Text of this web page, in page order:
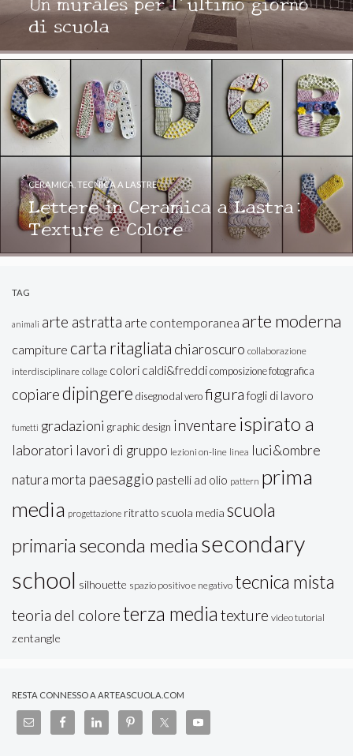
di scuola
Lettere in Ceramica a Lastra:
Texture e Colore
CERAMICA TECNICA A LASTRE
TAG
animali arte astratta arte contemporanea arte moderna
campiture carta ritagliata chiaroscuro collaborazione
interdisciplinare collage colori caldi&freddicomposizione fotografica
copiaredipingere disegno dal verofigura fogli di lavoro
fumetti gradazioni graphic design inventare ispirato a
laboratori lavori di gruppo lezioni on-line linea luci&ombre
natura morta paesaggio pastelli ad olio pattern prima
media progettazione ritratto scuola media scuola
primaria seconda media secondary
school silhouette spazio positivo e negativo tecnica mista
teoria del coloreterza media texture video tutorial
zentangle
RESTA CONNESSO A ARTEASCUOLA.COM